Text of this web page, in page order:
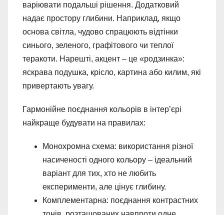
варіювати подальші рішення. Додатковий
надає простору глибини. Наприклад, якщо
основа світла, чудово спрацюють відтінки
синього, зеленого, графітового чи теплої
теракоти. Нарешті, акцент – це «родзинка»:
яскрава подушка, крісло, картина або килим, які
привертають увагу.
Гармонійне поєднання кольорів в інтер’єрі
найкраще будувати на правилах:
Монохромна схема: використання різної
насиченості одного кольору – ідеальний
варіант для тих, хто не любить
експерименти, але цінує глибину.
Комплементарна: поєднання контрастних